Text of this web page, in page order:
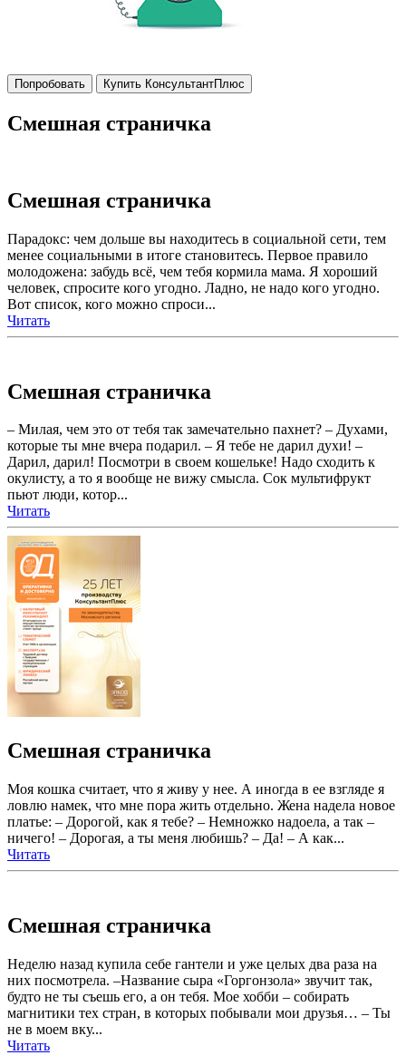
Попробовать Купить КонсультантПлюс
Смешная страничка
Смешная страничка
Парадокс: чем дольше вы находитесь в социальной сети, тем
менее социальными в итоге становитесь. Первое правило
молодожена: забудь всё, чем тебя кормила мама. Я хороший
человек, спросите кого угодно. Ладно, не надо кого угодно.
Вот список, кого можно спроси...
Читать
Смешная страничка
– Милая, чем это от тебя так замечательно пахнет? – Духами,
которые ты мне вчера подарил. – Я тебе не дарил духи! –
Дарил, дарил! Посмотри в своем кошельке! Надо сходить к
окулисту, а то я вообще не вижу смысла. Сок мультифрукт
пьют люди, котор...
Читать
Смешная страничка
Моя кошка считает, что я живу у нее. А иногда в ее взгляде я
ловлю намек, что мне пора жить отдельно. Жена надела новое
платье: – Дорогой, как я тебе? – Немножко надоела, а так –
ничего! – Дорогая, а ты меня любишь? – Да! – А как...
Читать
Смешная страничка
Неделю назад купила себе гантели и уже целых два раза на
них посмотрела. –Название сыра «Горгонзола» звучит так,
будто не ты съешь его, а он тебя. Мое хобби – собирать
магнитики тех стран, в которых побывали мои друзья… – Ты
не в моем вку...
Читать